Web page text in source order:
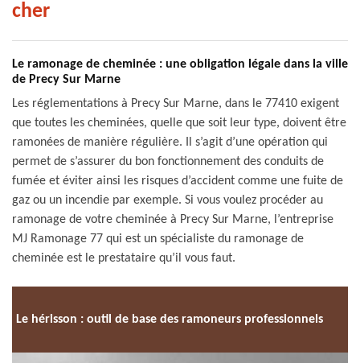
cher
Le ramonage de cheminée : une obligation légale dans la ville
de Precy Sur Marne
Les réglementations à Precy Sur Marne, dans le 77410 exigent
que toutes les cheminées, quelle que soit leur type, doivent être
ramonées de manière régulière. Il s’agit d’une opération qui
permet de s’assurer du bon fonctionnement des conduits de
fumée et éviter ainsi les risques d’accident comme une fuite de
gaz ou un incendie par exemple. Si vous voulez procéder au
ramonage de votre cheminée à Precy Sur Marne, l’entreprise
MJ Ramonage 77 qui est un spécialiste du ramonage de
cheminée est le prestataire qu’il vous faut.
Le hérisson : outil de base des ramoneurs professionnels